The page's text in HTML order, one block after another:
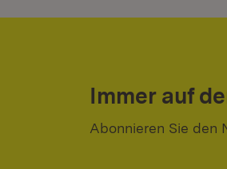
Immer auf
Abonnieren Sie den